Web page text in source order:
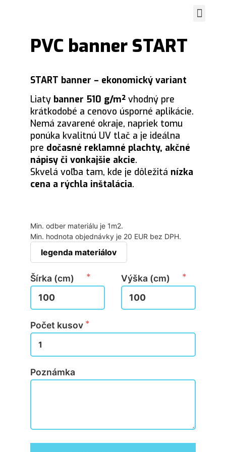
PVC banner START
START banner – ekonomický variant
Liaty banner 510 g/m² vhodný pre
krátkodobé a cenovo úsporné aplikácie.
Nemá zavarené okraje, napriek tomu
ponúka kvalitnú UV tlač a je ideálna
pre dočasné reklamné plachty, akčné
nápisy či vonkajšie akcie.
Skvelá voľba tam, kde je dôležitá nízka
cena a rýchla inštalácia.
Min. odber materiálu je 1m2.
Min. hodnota objednávky je 20 EUR bez DPH.
legenda materiálov
Šírka (cm) Výška (cm)
Počet kusov
Poznámka